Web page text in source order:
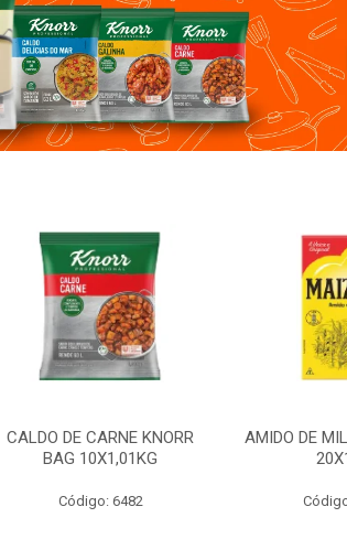
AMIDO DE MILHO MAIZENA
20X1KG
Código: 6492
CALDO DE
BAG